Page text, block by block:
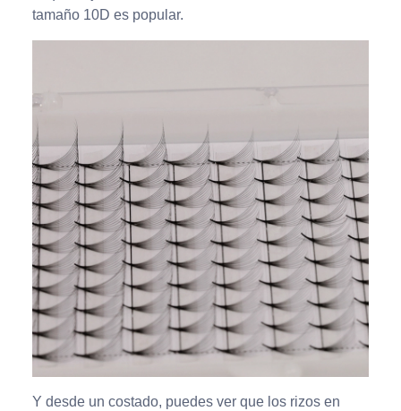
tamaño 10D es popular.
Y desde un costado, puedes ver que los rizos en